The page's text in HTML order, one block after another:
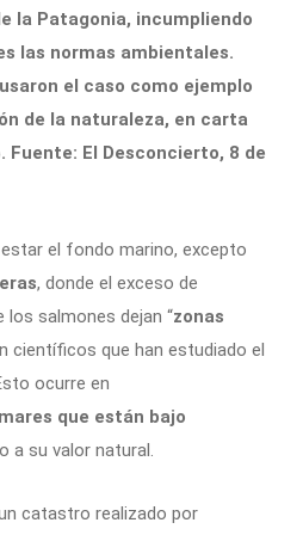
la Patagonia, incumpliendo
las normas ambientales.
el caso como ejemplo
de la naturaleza, en carta
Fuente: El Desconcierto, 8 de
el fondo marino, excepto
, donde el exceso de
salmones dejan “zonas
científicos que han estudiado el
ocurre en
mares que están bajo
a su valor natural.
catastro realizado por